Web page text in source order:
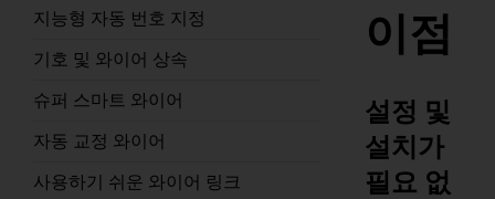
지능형 자동 번호 지정
기호 및 와이어 상속
슈퍼 스마트 와이어
자동 교정 와이어
사용하기 쉬운 와이어 링크
이점
설정 및
설치가
필요 없